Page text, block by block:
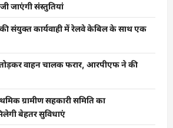
जाएंगी संस्तुतियां
संयुक्त कार्यवाही में रेलवे केबिल के साथ एक
वाहन चालक फरार, आरपीएफ ने की
ग्रामीण सहकारी समिति का
बेहतर सुविधाएं